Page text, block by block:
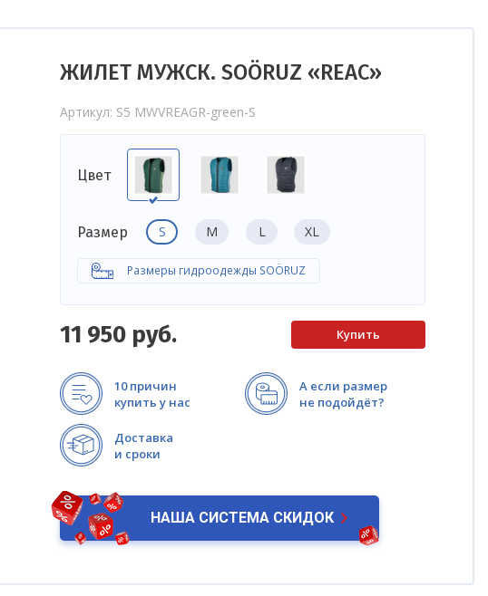
ЖИЛЕТ МУЖСК. SOÖRUZ «REAC»
Артикул S5 MWVREAGR-green-S
Цвет
Размер S M L XL
Размеры гидроодежды SOÖRUZ
11 950 руб.
10 причин
купить у нас
А если размер
не подойдёт?
Доставка
и сроки
НАША СИСТЕМА СКИДОК